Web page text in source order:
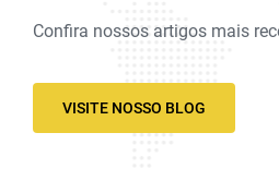
Confira nossos artigos mais
VISITE NOSSO BLOG